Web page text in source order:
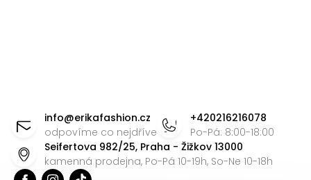
info@erikafashion.cz
odpovíme co nejdříve
+420216216078
Po-Pá: 8:00-18:00
Seifertova 982/25, Praha - Žižkov 13000
kamenná prodejna, Po-Pá 10-19h, So-Ne 10-18h